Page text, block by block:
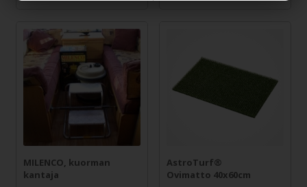
MILENCO, kuorman
kantaja
AstroTurf®
Ovimatto 40x60cm